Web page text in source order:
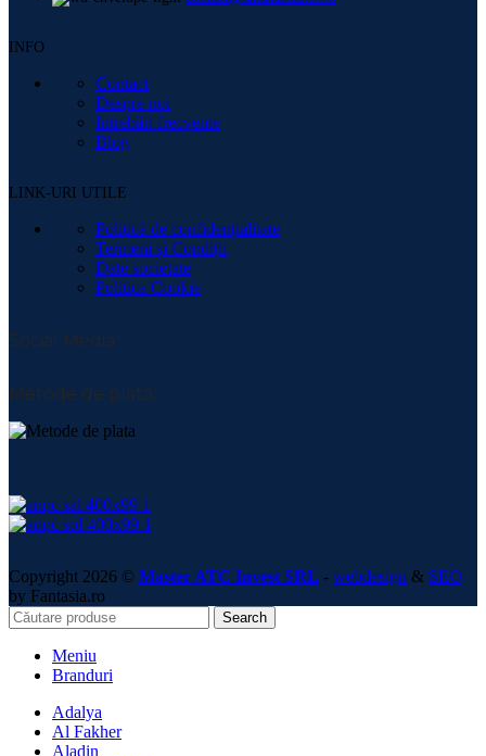
INFO
Contact
Despre noi
Intrebări frecvente
Blog
LINK-URI UTILE
Politică de confidențialitate
Termeni și Condiții
Date societate
Politica Cookie
Social Media:
Metode de plată:
Copyright 2026 © Master ATC Invest SRL - webdesign & SEO
by Fantasia.ro
Search
Meniu
Branduri
Adalya
Al Fakher
Aladin